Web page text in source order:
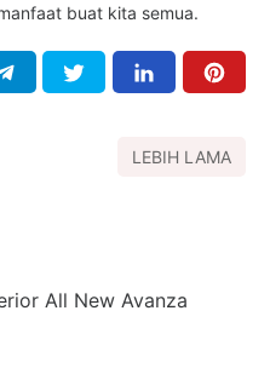
buat kita semua.
LEBIH LAMA
All New Avanza